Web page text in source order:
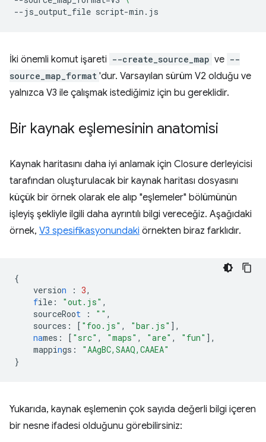
--js_output_file
İki önemli komut işareti --create_source_map ve --
source_map_format 'dur. Varsayılan sürüm V2 olduğu ve
yalnızca V3 ile çalışmak istediğimiz için bu gereklidir.
Bir kaynak eşlemesinin anatomisi
Kaynak haritasını daha iyi anlamak için Closure derleyicisi
tarafından oluşturulacak bir kaynak haritası dosyasını
küçük bir örnek olarak ele alıp "eşlemeler" bölümünün
işleyiş şekliyle ilgili daha ayrıntılı bilgi vereceğiz. Aşağıdaki
örnek, V3 spesifikasyonundaki örnekten biraz farklıdır.
{
version : 3,
file : "out.js" ,
sourceRoot : "" ,
sources : [ "foo.js" , "bar.js" ],
names : [ "src" , "maps" , "are" , "fun" ],
mappings :
"AAgBC,SAAQ,CAAEA"
}
Yukarıda, kaynak eşlemenin çok sayıda değerli bilgi içeren
bir nesne ifadesi olduğunu görebilirsiniz: